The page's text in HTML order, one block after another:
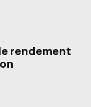
rendement